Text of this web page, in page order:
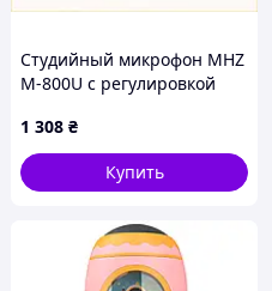
Студийный микрофон MHZ
M-800U с регулировкой
85P6H0K164
1 308 ₴
Купить